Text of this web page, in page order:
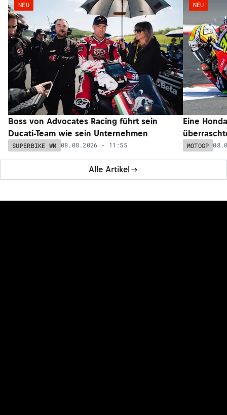
Alle Artikel
NEU
Boss von Advocates Racing führt sein
Ducati-Team wie sein Unternehmen
SUPERBIKE WM 08.08.2026 - 11:55
NEU
Eine
MOTOGP